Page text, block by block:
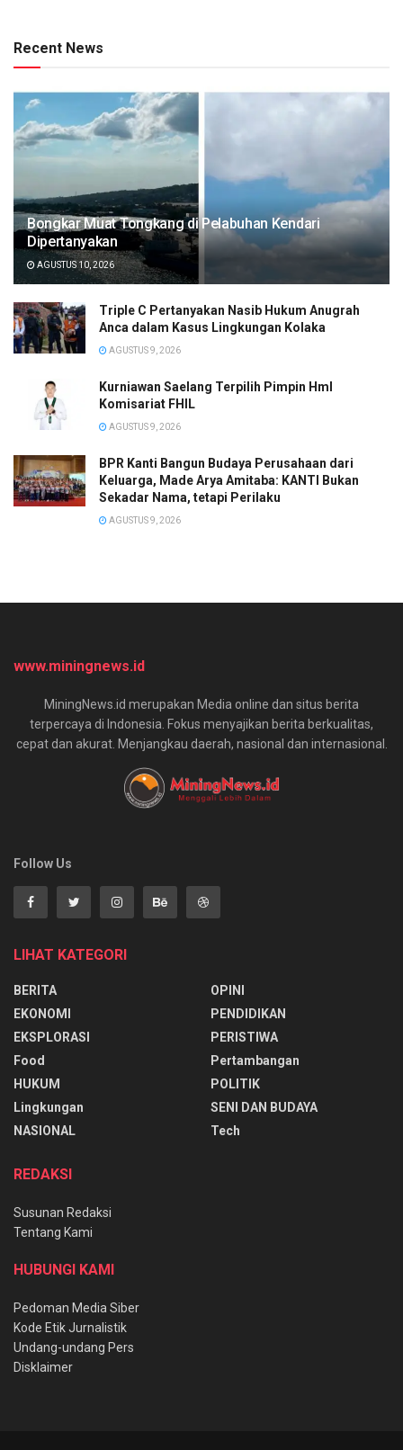
Recent News
Bongkar Muat Tongkang di Pelabuhan Kendari
Dipertanyakan
AGUSTUS 10, 2026
Triple C Pertanyakan Nasib Hukum Anugrah
Anca dalam Kasus Lingkungan Kolaka
AGUSTUS 9, 2026
Kurniawan Saelang Terpilih Pimpin HmI
Komisariat FHIL
AGUSTUS 9, 2026
BPR Kanti Bangun Budaya Perusahaan dari
Keluarga, Made Arya Amitaba: KANTI Bukan
Sekadar Nama, tetapi Perilaku
AGUSTUS 9, 2026
www.miningnews.id
MiningNews.id merupakan Media online dan situs berita
terpercaya di Indonesia. Fokus menyajikan berita berkualitas,
cepat dan akurat. Menjangkau daerah, nasional dan internasional.
Follow Us
LIHAT KATEGORI
BERITA
EKONOMI
EKSPLORASI
Food
HUKUM
Lingkungan
NASIONAL
OPINI
PENDIDIKAN
PERISTIWA
Pertambangan
POLITIK
SENI DAN BUDAYA
Tech
REDAKSI
Susunan Redaksi
Tentang Kami
HUBUNGI KAMI
Pedoman Media Siber
Kode Etik Jurnalistik
Undang-undang Pers
Disklaimer